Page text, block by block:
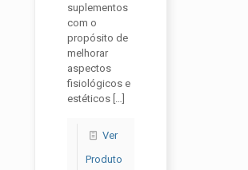
suplementos
com o
propósito de
melhorar
aspectos
fisiológicos e
estéticos
Ver
Produto